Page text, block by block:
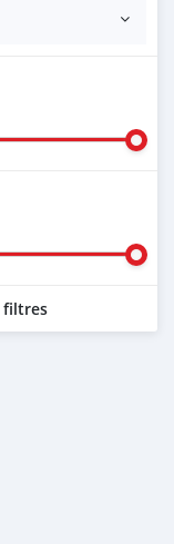
filtres